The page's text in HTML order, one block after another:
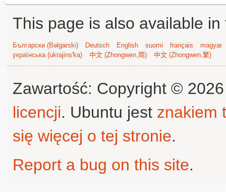
This page is also available
Български (Bəlgarski) Deutsch English suomi français
magyar
українська (ukrajins'ka)
中文 (Zhongwen,简) 中文 (Zhongwen,繁)
Zawartość: Copyright ©
licencji. Ubuntu jest znakiem
się więcej o tej stronie.
Report a bug on this site.